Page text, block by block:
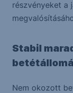
részvényeket a
Stabil
Nem okozott